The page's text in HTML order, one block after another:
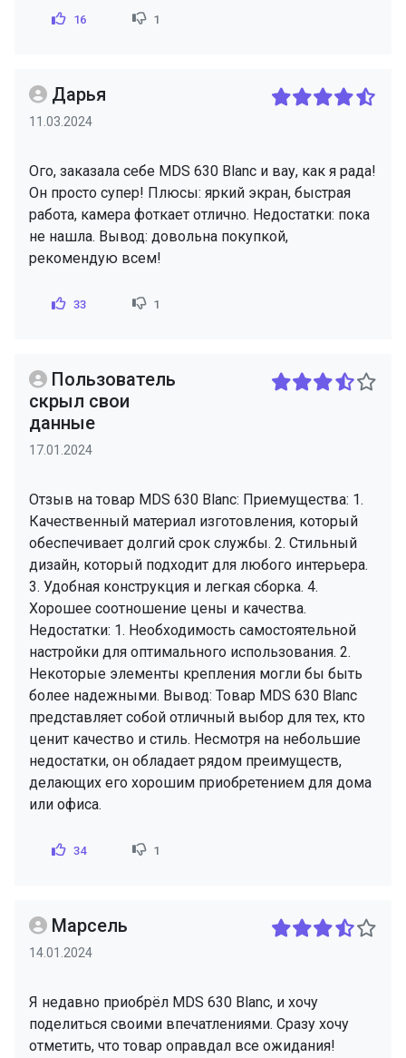
16 1
Дарья
11.03.2024
Ого, заказала себе MDS 630 Blanc и вау, как я рада!
Он просто супер! Плюсы: яркий экран, быстрая
работа, камера фоткает отлично. Недостатки: пока
не нашла. Вывод: довольна покупкой,
рекомендую всем!
33 1
Пользователь
скрыл свои
данные
17.01.2024
Отзыв на товар MDS 630 Blanc: Приемущества: 1.
Качественный материал изготовления, который
обеспечивает долгий срок службы. 2. Стильный
дизайн, который подходит для любого интерьера.
3. Удобная конструкция и легкая сборка. 4.
Хорошее соотношение цены и качества.
Недостатки: 1. Необходимость самостоятельной
настройки для оптимального использования. 2.
Некоторые элементы крепления могли бы быть
более надежными. Вывод: Товар MDS 630 Blanc
представляет собой отличный выбор для тех, кто
ценит качество и стиль. Несмотря на небольшие
недостатки, он обладает рядом преимуществ,
делающих его хорошим приобретением для дома
или офиса.
34 1
Марсель
14.01.2024
Я недавно приобрёл MDS 630 Blanc, и хочу
поделиться своими впечатлениями. Сразу хочу
отметить, что товар оправдал все ожидания!